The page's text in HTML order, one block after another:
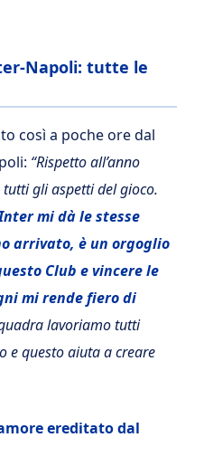
Napoli: tutte le
così a poche ore dal
“Rispetto all’anno
gli aspetti del gioco.
mi dà le stesse
arrivato, è un orgoglio
Club e vincere le
mi rende fiero di
lavoriamo tutti
e questo aiuta a creare
ereditato dal